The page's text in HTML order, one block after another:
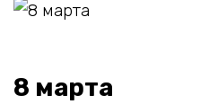
8 марта